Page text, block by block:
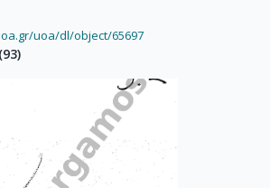
uoa/dl/object/65697
(93)